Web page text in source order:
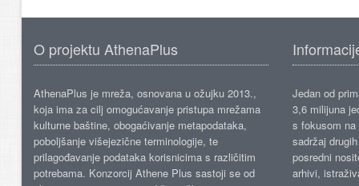
O projektu AthenaPlus
AthenaPlus je mreža, osnovana u ožujku 2013.,
koja ima za cilj omogućavanje pristupa mrežama
kulturne baštine, obogaćivanje metapodataka,
poboljšanje višejezične terminologije, te
prilagođavanje podataka korisnicima s različitim
potrebama. Konzorcij Athene Plus sastoji se od
Jedan od
3,6 milijuna
s fokusom
sadržaj
posredni
arhivi,